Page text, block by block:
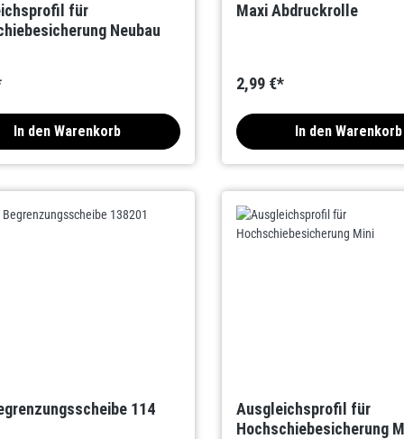
für
Neubau
In den Warenkorb
Maxi Abdruckrolle
2,99 €*
In den Warenkorb
114
Ausgleichsprofil für
Hochschiebesicherung